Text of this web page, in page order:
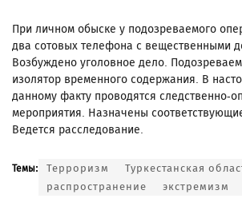
При личном обыске у подозреваемого
два сотовых телефона с вещественными
Возбуждено уголовное дело.
изолятор временного содержания. В
данному факту проводятся следственно-
мероприятия. Назначены
Ведется расследование.
Темы: Терроризм Туркестанская
распространение
экстремизм